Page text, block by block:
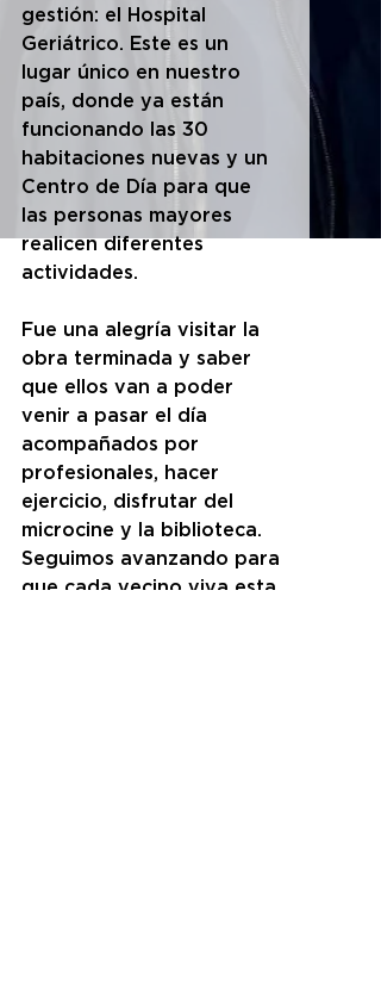
gestión: el Hospital
Geriátrico. Este es un
lugar único en nuestro
país, donde ya están
funcionando las 30
habitaciones nuevas y un
Centro de Día para que
las personas mayores
realicen diferentes
actividades.
Fue una alegría visitar la
obra terminada y saber
que ellos van a poder
venir a pasar el día
acompañados por
profesionales, hacer
ejercicio, disfrutar del
microcine y la biblioteca.
Seguimos avanzando para
que cada vecino viva esta